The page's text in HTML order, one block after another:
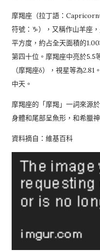
摩羯座（拉丁語：
符號：♑），又稱作山羊座
平方度，約占全天面積的
第四十位。摩羯座中亮於5.5
（摩羯座δ），視星等為
中天。
摩羯座的「摩羯」一詞來源
身體和尾部呈魚形，和希臘
資料摘自：維基百科